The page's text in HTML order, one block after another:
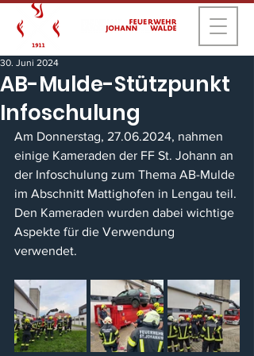
AB-Mulde-Stützpunkt
Infoschulung
30. Juni 2024
Am Donnerstag, 27.06.2024, nahmen
einige Kameraden der FF St. Johann an
der Infoschulung zum Thema AB-Mulde
im Abschnitt Mattighofen in Lengau teil.
Den Kameraden wurden dabei wichtige
Aspekte für die Verwendung
verwendet.